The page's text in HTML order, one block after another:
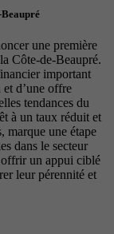
une première
Côte-de-Beaupré.
important
d’une offre
tendances du
à un taux réduit et
marque une étape
dans le secteur
un appui ciblé
leur pérennité et